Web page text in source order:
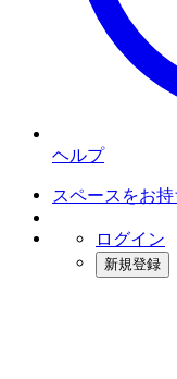
ヘルプ
スペースをお
ログイン
新規登録